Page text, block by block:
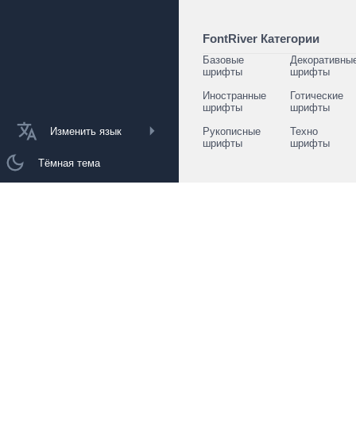
Изменить язык
Тёмная тема
FontRiver Категории
Базовые
шрифты
шрифты
Иностранные
шрифты
Готические
шрифты
Рукописные
шрифты
Техно
шрифты